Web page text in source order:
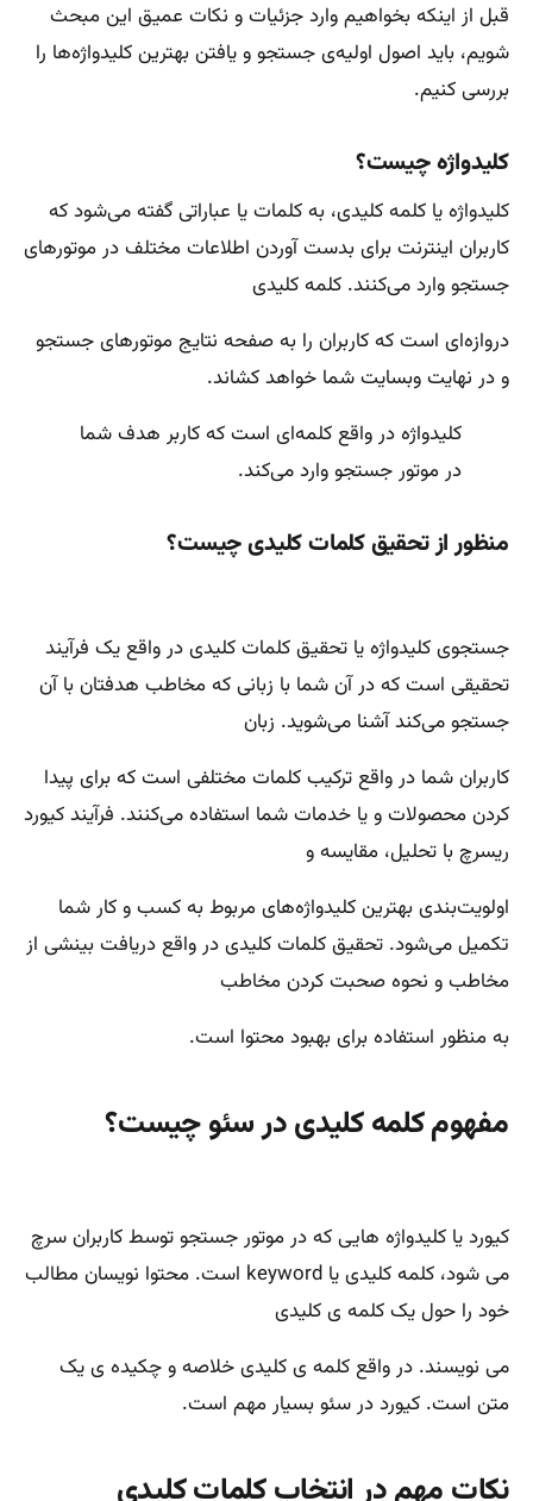
قبل از اینکه بخواهیم وارد جزئیات و نکات عمیق این مبحث
شویم، باید اصول اولیه‌ی جستجو و یافتن بهترین کلیدواژه‌ها را
بررسی کنیم.
کلیدواژه چیست؟
کلیدواژه یا کلمه کلیدی، به کلمات یا عباراتی گفته می‌شود که
کاربران اینترنت برای بدست آوردن اطلاعات مختلف در موتورهای
جستجو وارد می‌کنند. کلمه کلیدی
دروازه‌ای است که کاربران را به صفحه نتایج موتورهای جستجو
و در نهایت وبسایت شما خواهد کشاند.
کلیدواژه در واقع کلمه‌ای است که کاربر هدف شما
در موتور جستجو وارد می‌کند.
منظور از تحقیق کلمات کلیدی چیست؟
جستجوی کلیدواژه یا تحقیق کلمات کلیدی در واقع یک فرآیند
تحقیقی است که در آن شما با زبانی که مخاطب هدفتان با آن
جستجو می‌کند آشنا می‌شوید. زبان
کاربران شما در واقع ترکیب کلمات مختلفی است که برای پیدا
کردن محصولات و یا خدمات شما استفاده می‌کنند. فرآیند کیورد
ریسرچ با تحلیل، مقایسه و
اولویت‌بندی بهترین کلیدواژه‌های مربوط به کسب و کار شما
تکمیل می‌شود. تحقیق کلمات کلیدی در واقع دریافت بینشی از
مخاطب و نحوه صحبت کردن مخاطب
به منظور استفاده برای بهبود محتوا است.
مفهوم کلمه کلیدی در سئو چیست؟
کیورد یا کلیدواژه هایی که در موتور جستجو توسط کاربران سرچ
می شود، کلمه کلیدی یا keyword است. محتوا نویسان مطالب
خود را حول یک کلمه ی کلیدی
می نویسند. در واقع کلمه ی کلیدی خلاصه و چکیده ی یک
متن است. کیورد در سئو بسیار مهم است.